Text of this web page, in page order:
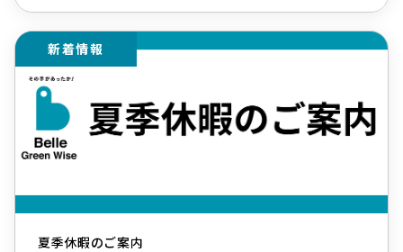
新着情報
夏季休暇のご案内